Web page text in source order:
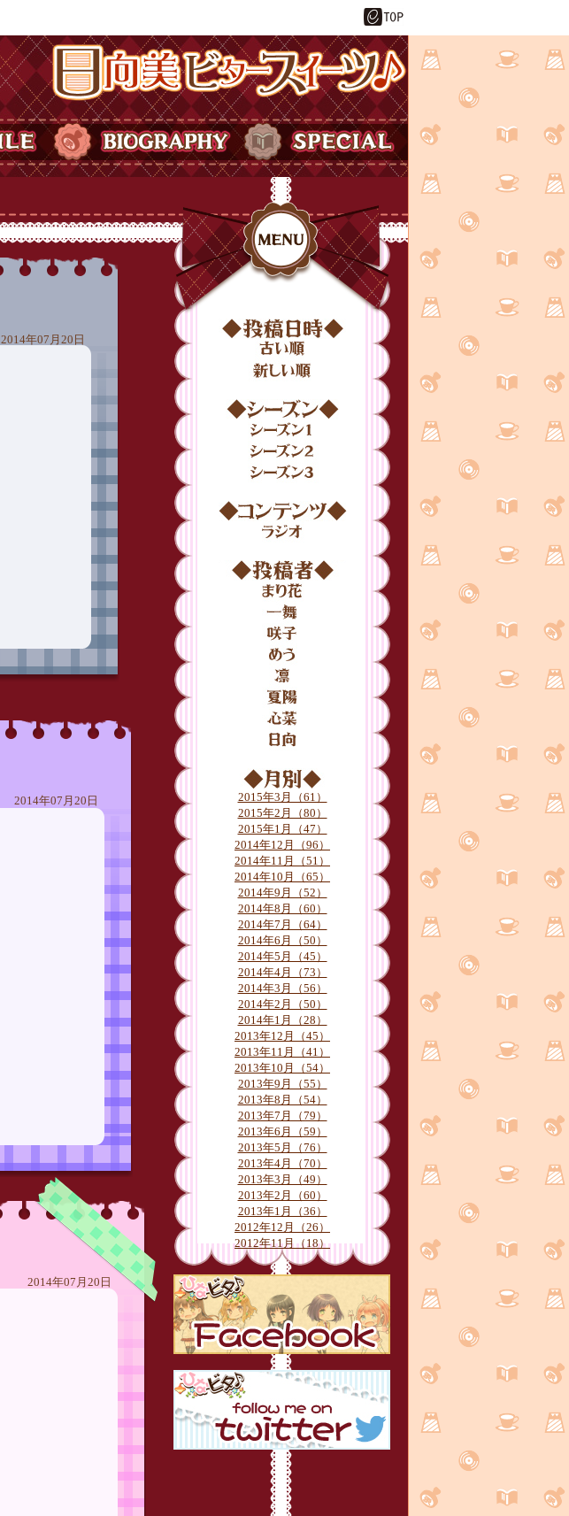
日向美ビタースイーツ♪
SPECIAL
MENU
投稿日時
シーズン
シーズン1
シーズン2
コンテンツ
月別2015年3月（61）
2015年2月（80）
2015年1月（47）
2014年12月（96）
2014年11月（51）
2014年10月（65）
2014年9月（52）
2014年8月（60）
2014年7月（64）
2014年6月（50）
2014年5月（45）
2014年4月（73）
2014年3月（56）
2014年2月（50）
2014年1月（28）
2013年12月（45）
2013年11月（41）
2013年10月（54）
2013年9月（55）
2013年8月（54）
2013年7月（79）
2013年6月（59）
2013年5月（76）
2013年4月（70）
2013年3月（49）
2013年2月（60）
2013年1月（36）
2012年12月（26）
2012年11月（18）
2014年07月20日
2014年07月20日
2014年07月20日